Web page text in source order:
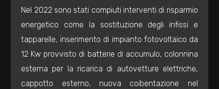
Nel 2022 sono stati compiuti interventi di risparmio
energetico come la sostituzione degli infissi e
tapparelle, inserimento di impianto fotovoltaico da
12 Kw provvisto di batterie di accumulo, colonnina
esterna per la ricarica di autovetture elettriche,
cappotto esterno, nuova coibentazione nel
2